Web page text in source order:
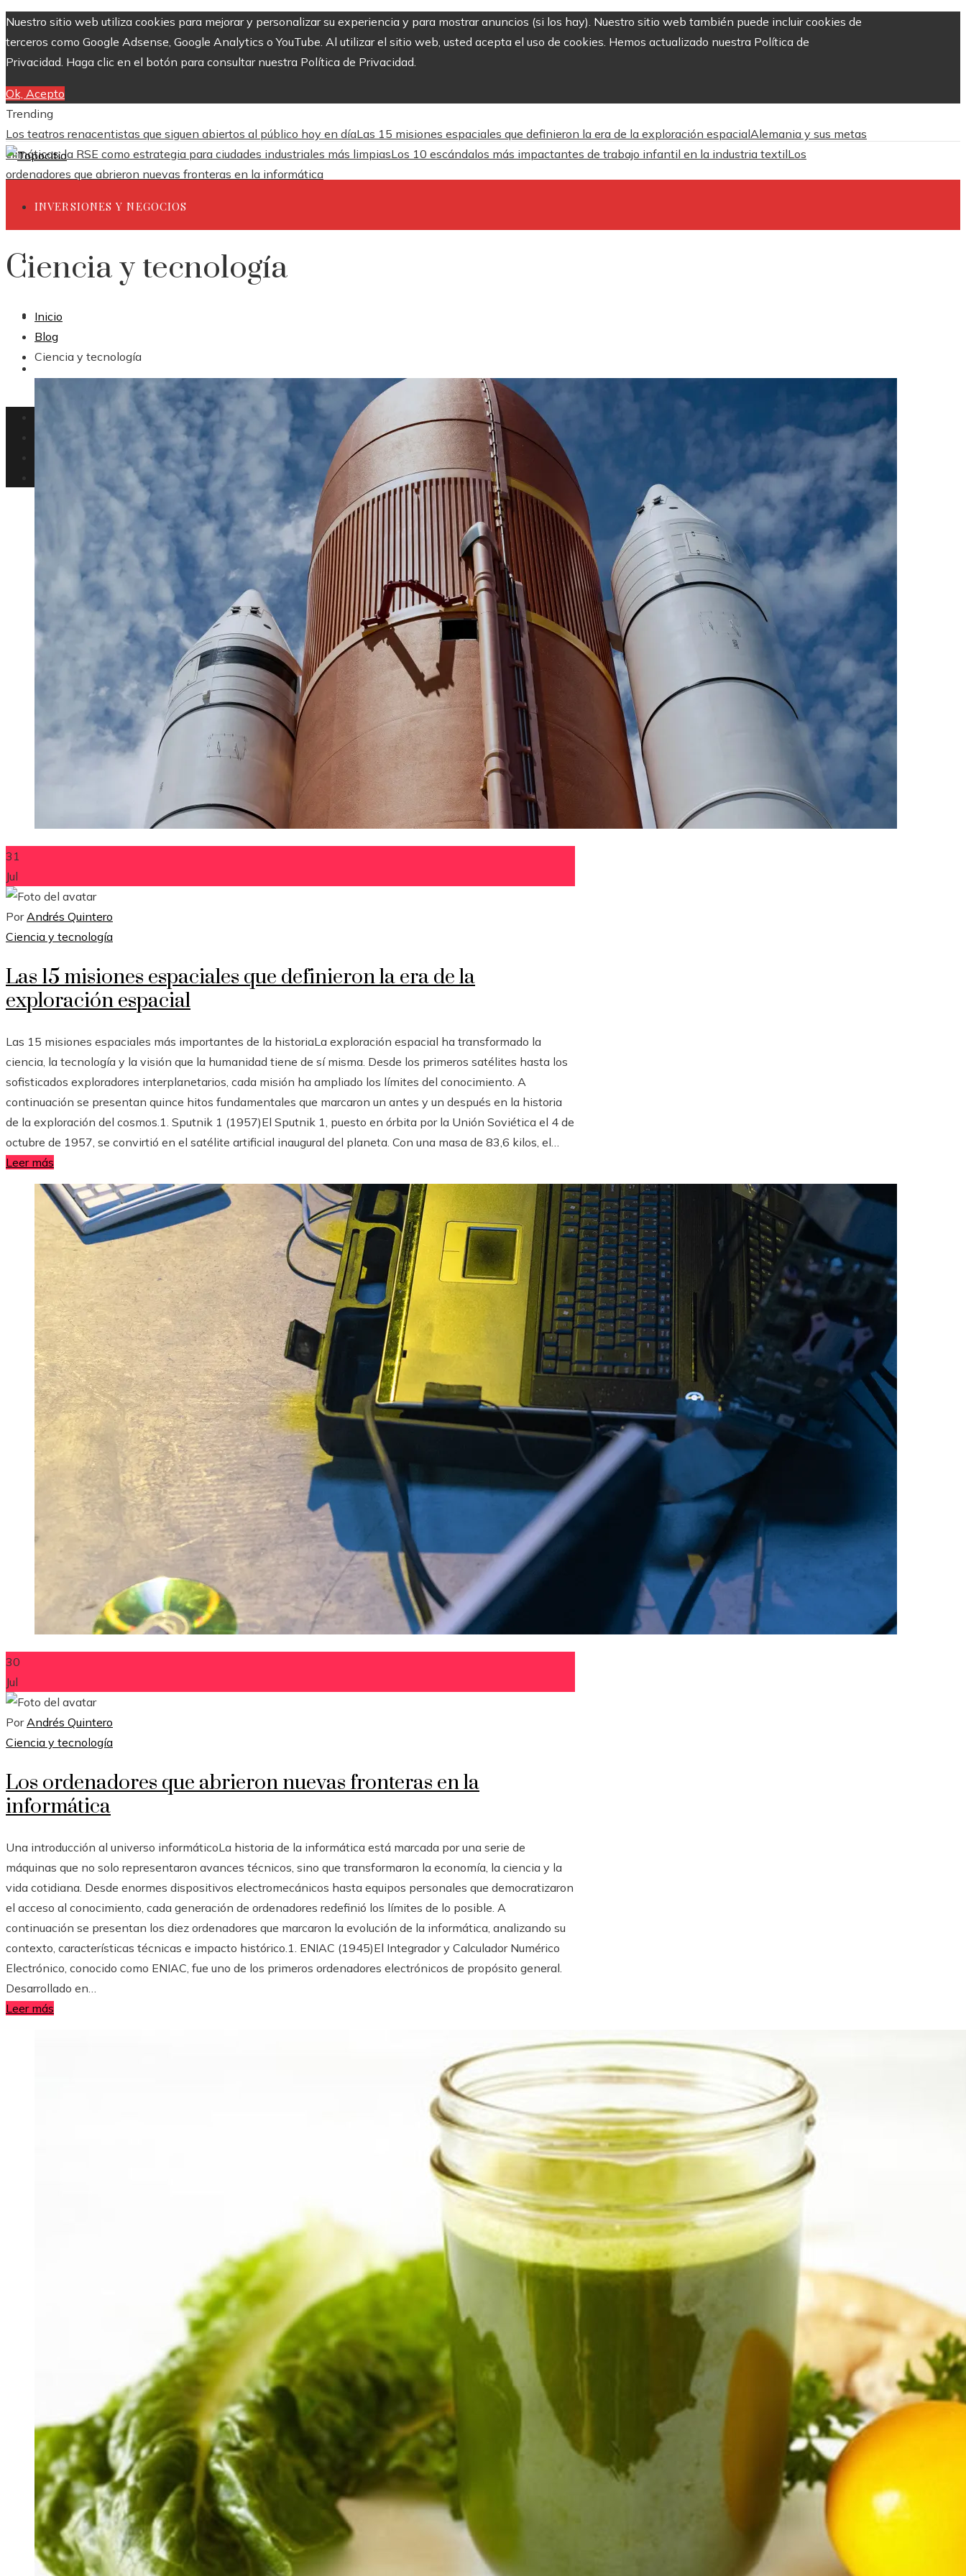
Nuestro sitio web utiliza cookies para mejorar y personalizar su experiencia y para mostrar anuncios (si los hay). Nuestro sitio web también puede incluir cookies de
terceros como Google Adsense, Google Analytics o YouTube. Al utilizar el sitio web, usted acepta el uso de cookies. Hemos actualizado nuestra Política de
Privacidad. Haga clic en el botón para consultar nuestra Política de Privacidad.
Ok, Acepto
Trending
Los teatros renacentistas que siguen abiertos al público hoy en díaLas 15 misiones espaciales que definieron la era de la exploración espacialAlemania y sus metas
climáticas: la RSE como estrategia para ciudades industriales más limpiasLos 10 escándalos más impactantes de trabajo infantil en la industria textilLos
ordenadores que abrieron nuevas fronteras en la informática
INVERSIONES Y NEGOCIOS
CIENCIA Y TECNOLOGÍA
RESPONSABILIDAD SOCIAL
CULTURA Y OCIO
Inversiones y negocios
Ciencia y tecnología
Responsabilidad social
Ciencia y tecnología
Inicio
Blog
Ciencia y tecnología
31
Jul
Por Andrés Quintero
Ciencia y tecnología
Las 15 misiones espaciales que definieron la era de la
exploración espacial
Las 15 misiones espaciales más importantes de la historiaLa exploración espacial ha transformado la
ciencia, la tecnología y la visión que la humanidad tiene de sí misma. Desde los primeros satélites hasta los
sofisticados exploradores interplanetarios, cada misión ha ampliado los límites del conocimiento. A
continuación se presentan quince hitos fundamentales que marcaron un antes y un después en la historia
de la exploración del cosmos.1. Sputnik 1 (1957)El Sputnik 1, puesto en órbita por la Unión Soviética el 4 de
octubre de 1957, se convirtió en el satélite artificial inaugural del planeta. Con una masa de 83,6 kilos, el…
Leer más
30
Jul
Por Andrés Quintero
Ciencia y tecnología
Los ordenadores que abrieron nuevas fronteras en la
informática
Una introducción al universo informáticoLa historia de la informática está marcada por una serie de
máquinas que no solo representaron avances técnicos, sino que transformaron la economía, la ciencia y la
vida cotidiana. Desde enormes dispositivos electromecánicos hasta equipos personales que democratizaron
el acceso al conocimiento, cada generación de ordenadores redefinió los límites de lo posible. A
continuación se presentan los diez ordenadores que marcaron la evolución de la informática, analizando su
contexto, características técnicas e impacto histórico.1. ENIAC (1945)El Integrador y Calculador Numérico
Electrónico, conocido como ENIAC, fue uno de los primeros ordenadores electrónicos de propósito general.
Desarrollado en…
Leer más